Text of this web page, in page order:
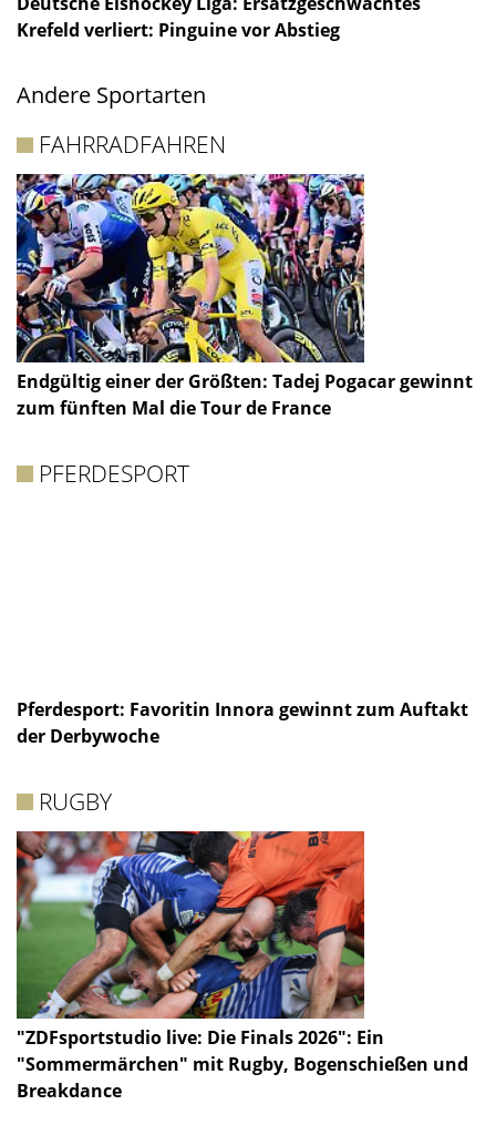
Krefeld verliert: Pinguine vor Abstieg
Andere Sportarten
FAHRRADFAHREN
Endgültig einer der Größten: Tadej Pogacar gewinnt
zum fünften Mal die Tour de France
PFERDESPORT
Pferdesport: Favoritin Innora gewinnt zum Auftakt
der Derbywoche
RUGBY
"ZDFsportstudio live: Die Finals 2026": Ein
"Sommermärchen" mit Rugby, Bogenschießen und
Breakdance